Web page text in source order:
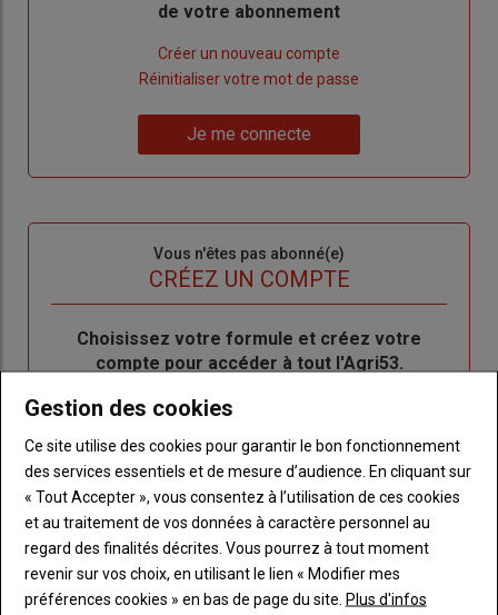
de votre abonnement
Créer un nouveau compte
de
Réinitialiser votre mot de passe
me
Je me connecte
Vous n'êtes pas abonné(e)
CRÉEZ UN COMPTE
BodyChoisissez votre formule et créez votre
compte pour accéder à tout l'Agri53.
Lien Créez un compte
LES PLUS LUS
Gestion des cookies
Ce site utilise des cookies pour garantir le bon fonctionnement
des services essentiels et de mesure d’audience. En cliquant sur
« Tout Accepter », vous consentez à l’utilisation de ces cookies
et au traitement de vos données à caractère personnel au
regard des finalités décrites. Vous pourrez à tout moment
revenir sur vos choix, en utilisant le lien « Modifier mes
préférences cookies » en bas de page du site. Plus d'infos